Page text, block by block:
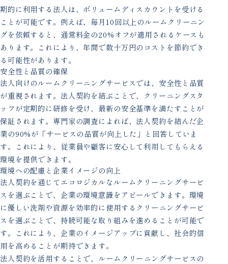
期的に利用する法人は、ボリュームディスカウントを受ける
ことが可能です。例えば、毎月10回以上のルームクリーニン
グを依頼すると、通常料金の20%オフが適用されるケースも
あります。これにより、年間で数十万円のコストを節約でき
る可能性があります。
安全性と品質の確保
法人向けのルームクリーニングサービスでは、安全性と品質
が重視されます。法人契約を結ぶことで、クリーニングスタ
ッフが定期的に研修を受け、最新の安全基準を満たすことが
保証されます。専門家の調査によれば、法人契約を結んだ企
業の90%が「サービスの品質が向上した」と回答していま
す。これにより、従業員や顧客に安心して利用してもらえる
環境を提供できます。
環境への配慮と企業イメージの向上
法人契約を通じてエコロジカルなルームクリーニングサービ
スを選ぶことで、企業の環境意識をアピールできます。環境
に優しい洗剤や資源を効率的に使用するクリーニングサービ
スを選ぶことで、持続可能な取り組みを進めることが可能で
す。これにより、企業のイメージアップに貢献し、社会的信
用を高めることが期待できます。
法人契約を活用することで、ルームクリーニングサービスの